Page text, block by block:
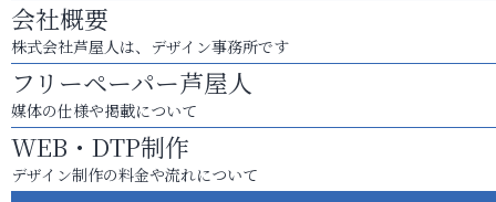
会社概要
株式会社芦屋人は、デザイン事務所です
フリーペーパー芦屋人
媒体の仕様や掲載について
WEB・DTP制作
デザイン制作の料金や流れについて